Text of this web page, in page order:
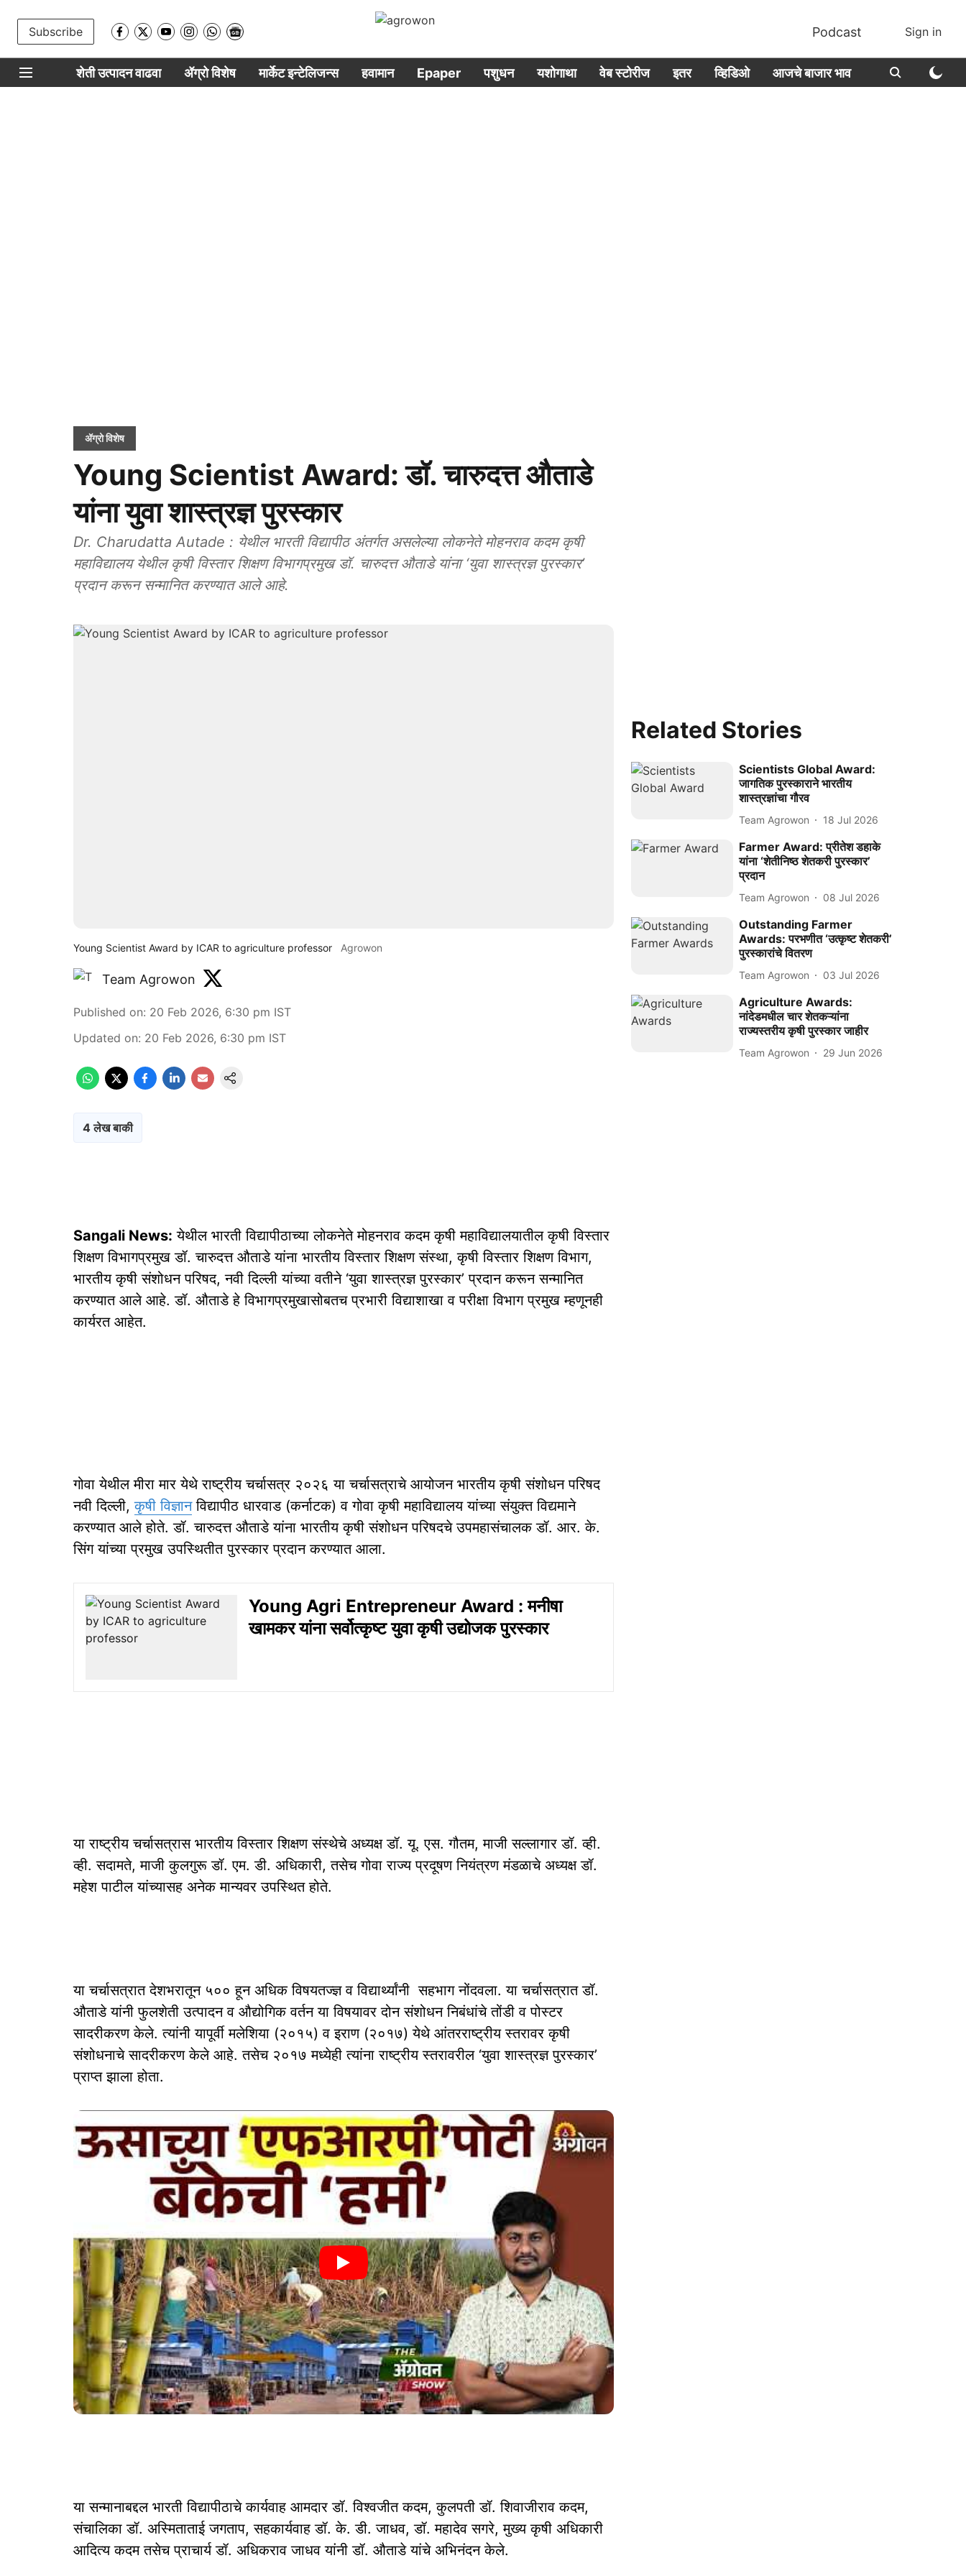
Subscribe Podcast Sign in
शेती उत्पादन वाढवा ॲग्रो विशेष मार्केट इन्टेलिजन्स हवामान Epaper पशुधन यशोगाथा वेब स्टोरीज इतर व्हिडिओ आजचे बाजार भाव
ॲग्रो विशेष
Young Scientist Award: डॉ. चारुदत्त औताडे
यांना युवा शास्त्रज्ञ पुरस्कार
Dr. Charudatta Autade : येथील भारती विद्यापीठ अंतर्गत असलेल्या लोकनेते मोहनराव कदम कृषी
महाविद्यालय येथील कृषी विस्तार शिक्षण विभागप्रमुख डॉ. चारुदत्त औताडे यांना ‘युवा शास्त्रज्ञ पुरस्कार’
प्रदान करून सन्मानित करण्यात आले आहे.
Young Scientist Award by ICAR to agriculture professor Agrowon
Team Agrowon
Published on: 20 Feb 2026, 6:30 pm IST
Updated on: 20 Feb 2026, 6:30 pm IST
4 लेख बाकी
Sangali News: येथील भारती विद्यापीठाच्या लोकनेते मोहनराव कदम कृषी महाविद्यालयातील कृषी विस्तार
शिक्षण विभागप्रमुख डॉ. चारुदत्त औताडे यांना भारतीय विस्तार शिक्षण संस्था, कृषी विस्तार शिक्षण विभाग,
भारतीय कृषी संशोधन परिषद, नवी दिल्ली यांच्या वतीने ‘युवा शास्त्रज्ञ पुरस्कार’ प्रदान करून सन्मानित
करण्यात आले आहे. डॉ. औताडे हे विभागप्रमुखासोबतच प्रभारी विद्याशाखा व परीक्षा विभाग प्रमुख म्हणूनही
कार्यरत आहेत.
गोवा येथील मीरा मार येथे राष्ट्रीय चर्चासत्र २०२६ या चर्चासत्राचे आयोजन भारतीय कृषी संशोधन परिषद
नवी दिल्ली,कृषी विज्ञानविद्यापीठ धारवाड (कर्नाटक) व गोवा कृषी महाविद्यालय यांच्या संयुक्त विद्यमाने
करण्यात आले होते. डॉ. चारुदत्त औताडे यांना भारतीय कृषी संशोधन परिषदचे उपमहासंचालक डॉ. आर. के.
सिंग यांच्या प्रमुख उपस्थितीत पुरस्कार प्रदान करण्यात आला.
Young Agri Entrepreneur Award : मनीषा
खामकर यांना सर्वोत्कृष्ट युवा कृषी उद्योजक पुरस्कार
या राष्ट्रीय चर्चासत्रास भारतीय विस्तार शिक्षण संस्थेचे अध्यक्ष डॉ. यू. एस. गौतम, माजी सल्लागार डॉ. व्ही.
व्ही. सदामते, माजी कुलगुरू डॉ. एम. डी. अधिकारी, तसेच गोवा राज्य प्रदूषण नियंत्रण मंडळाचे अध्यक्ष डॉ.
महेश पाटील यांच्यासह अनेक मान्यवर उपस्थित होते.
या चर्चासत्रात देशभरातून ५०० हून अधिक विषयतज्ज्ञ व विद्यार्थ्यांनी सहभाग नोंदवला. या चर्चासत्रात डॉ.
औताडे यांनी फुलशेती उत्पादन व औद्योगिक वर्तन या विषयावर दोन संशोधन निबंधांचे तोंडी व पोस्टर
सादरीकरण केले. त्यांनी यापूर्वी मलेशिया (२०१५) व इराण (२०१७) येथे आंतरराष्ट्रीय स्तरावर कृषी
संशोधनाचे सादरीकरण केले आहे. तसेच २०१७ मध्येही त्यांना राष्ट्रीय स्तरावरील ‘युवा शास्त्रज्ञ पुरस्कार’
प्राप्त झाला होता.
या सन्मानाबद्दल भारती विद्यापीठाचे कार्यवाह आमदार डॉ. विश्वजीत कदम, कुलपती डॉ. शिवाजीराव कदम,
संचालिका डॉ. अस्मिताताई जगताप, सहकार्यवाह डॉ. के. डी. जाधव, डॉ. महादेव सगरे, मुख्य कृषी अधिकारी
आदित्य कदम तसेच प्राचार्य डॉ. अधिकराव जाधव यांनी डॉ. औताडे यांचे अभिनंदन केले.
Related Stories
Scientists Global Award:
जागतिक पुरस्काराने भारतीय
शास्त्रज्ञांचा गौरव
Team Agrowon 18 Jul 2026
Farmer Award: प्रीतेश डहाके
यांना ‘शेतीनिष्ठ शेतकरी पुरस्कार’
प्रदान
Team Agrowon 08 Jul 2026
Outstanding Farmer
Awards: परभणीत ‘उत्कृष्ट शेतकरी’
पुरस्कारांचे वितरण
Team Agrowon 03 Jul 2026
Agriculture Awards:
नांदेडमधील चार शेतकऱ्यांना
राज्यस्तरीय कृषी पुरस्कार जाहीर
Team Agrowon 29 Jun 2026